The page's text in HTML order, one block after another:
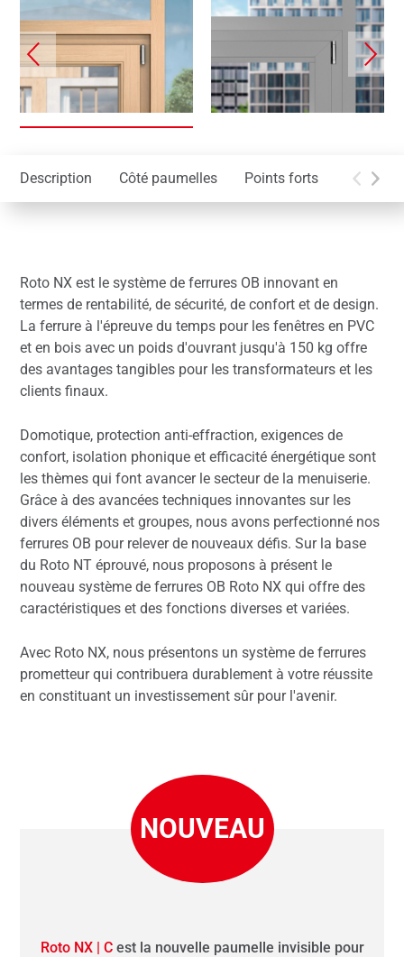
Description Côté paumelles Points forts
Roto NX est le système de ferrures OB innovant en
termes de rentabilité, de sécurité, de confort et de design.
La ferrure à l'épreuve du temps pour les fenêtres en PVC
et en bois avec un poids d'ouvrant jusqu'à 150 kg offre
des avantages tangibles pour les transformateurs et les
clients finaux.
Domotique, protection anti-effraction, exigences de
confort, isolation phonique et efficacité énergétique sont
les thèmes qui font avancer le secteur de la menuiserie.
Grâce à des avancées techniques innovantes sur les
divers éléments et groupes, nous avons perfectionné nos
ferrures OB pour relever de nouveaux défis. Sur la base
du Roto NT éprouvé, nous proposons à présent le
nouveau système de ferrures OB Roto NX qui offre des
caractéristiques et des fonctions diverses et variées.
Avec Roto NX, nous présentons un système de ferrures
prometteur qui contribuera durablement à votre réussite
en constituant un investissement sûr pour l'avenir.
NOUVEAU
Roto NX | Cest la nouvelle paumelle invisible pour